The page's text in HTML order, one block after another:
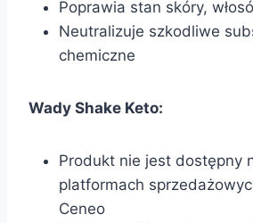
Poprawia stan skóry,
Neutralizuje szkodliwe
chemiczne
Wady Shake Keto:
Produkt nie jest dostępny
platformach
Ceneo